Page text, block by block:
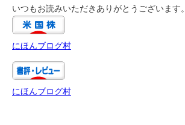
いつもお読みいただきありがとうございます。
にほんブログ村
にほんブログ村